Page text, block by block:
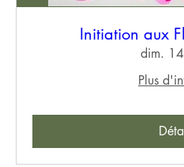
Initiation aux
dim.
Plus